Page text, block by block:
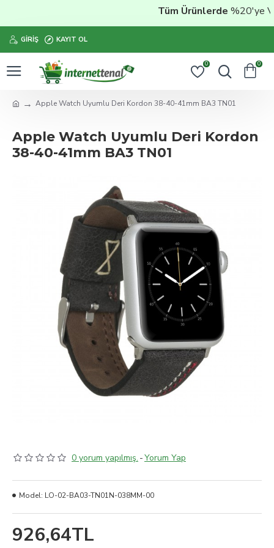
Tüm Ürünlerde%20'ye
GIRIŞ KAYIT OL
0 0
Apple Watch Uyumlu Deri Kordon 38-40-41mm BA3 TN01
Apple Watch Uyumlu Deri Kordon
38-40-41mm BA3 TN01
0 yorum yapılmış. -Yorum Yap
926,64TL
Model: LO-02-BA03-TN01N-038MM-00